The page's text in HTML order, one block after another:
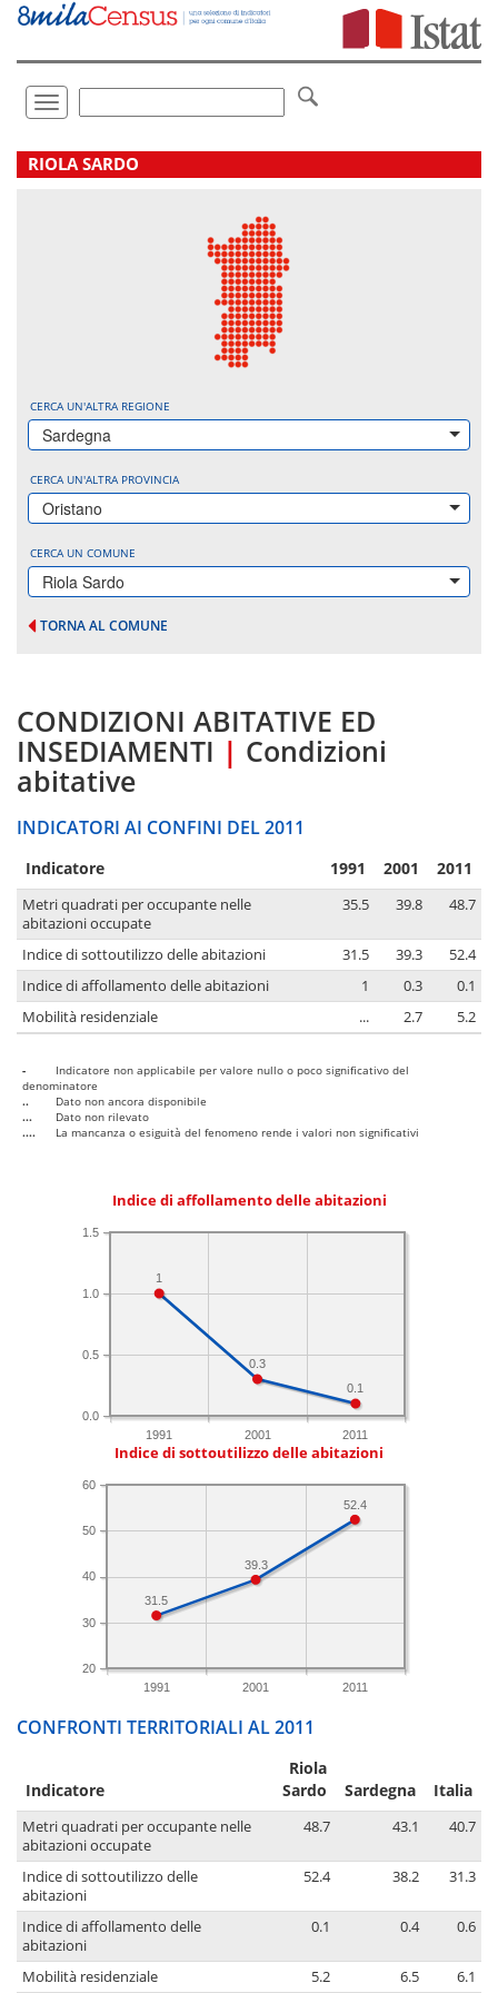
Vai
direttamente
Toggle
navigation
.
RIOLA SARDO
CERCA UN'ALTRA REGIONE
Sardegna
CERCA UN'ALTRA PROVINCIA
Oristano
CERCA UN COMUNE
Riola Sardo
TORNA AL COMUNE
CONDIZIONI ABITATIVE ED
INSEDIAMENTI | Condizioni
abitative
INDICATORI AI CONFINI DEL 2011
Indicatore 1991 2001 2011
Metri quadrati per occupante nelle
abitazioni occupate
35.5 39.8 48.7
Indice di sottoutilizzo delle abitazioni 31.5 39.3
52.4
Indice di affollamento delle abitazioni
1 0.3
0.1
Mobilità residenziale
... 2.7 5.2
-
Indicatore non applicabile per valore nullo o poco significativo del
denominatore
..
Dato non ancora disponibile
...
Dato non rilevato
....
La mancanza o esiguità del fenomeno rende i valori non significativi
Indice di affollamento delle abitazioni
1991 2001 2011
0.0
0.5
1.0
1.5
0.1
0.3
1
Indice di sottoutilizzo delle abitazioni
1991 2001 2011
20
30
40
50
60
52.4
39.3
31.5
CONFRONTI TERRITORIALI AL 2011
Indicatore
Riola
Sardo
Sardegna Italia
Metri quadrati per occupante nelle
abitazioni occupate
48.7 43.1 40.7
Indice di sottoutilizzo delle
abitazioni
52.4 38.2 31.3
Indice di affollamento delle
abitazioni
0.1 0.4 0.6
Mobilità residenziale 5.2 6.5 6.1